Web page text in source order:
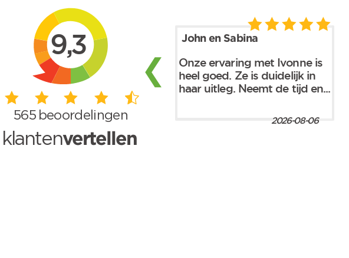
9,3
565 beoordelingen
klantenvertellen
❮
John en Sabina
Onze ervaring met Ivonne is
heel goed. Ze is duidelijk in
haar uitleg. Neemt de tijd en...
2026-08-06